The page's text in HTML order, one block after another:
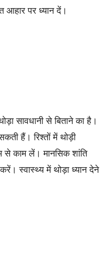
आहार पर ध्यान दें।
सावधानी से बिताने का है।
हैं। रिश्तों में थोड़ी
काम लें। मानसिक शांति
स्वास्थ्य में थोड़ा ध्यान देने